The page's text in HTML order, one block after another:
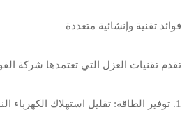
فوائد تقنية وإنشائية متعددة
تقدم تقنيات العزل التي تعتمدها شركة
1. توفير الطاقة: تقليل استهلاك الكهرباء الناتج عن التبريد والتدفئة.